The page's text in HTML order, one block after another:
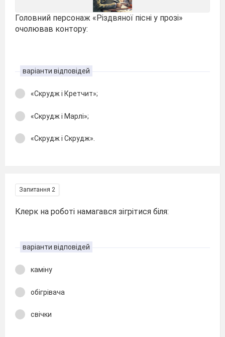
Головний персонаж «Різдвяної пісні у прозі»
очолював контору:
варіанти відповідей
«Скрудж і Кретчит»;
«Скрудж і Марлі»;
«Скрудж і Скрудж».
Запитання 2
Клерк на роботі намагався зігрітися біля:
варіанти відповідей
каміну
обігрівача
свічки